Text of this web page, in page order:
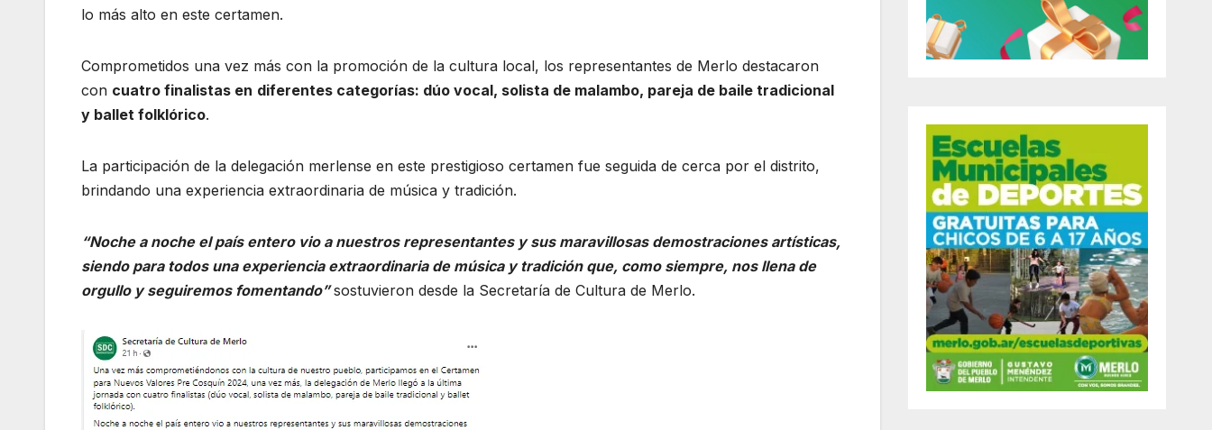
lo más alto en este certamen.
Comprometidos una vez más con la promoción de la cultura local, los representantes de Merlo destacaron
con cuatro finalistas en diferentes categorías: dúo vocal, solista de malambo, pareja de baile tradicional
y ballet folklórico.
La participación de la delegación merlense en este prestigioso certamen fue seguida de cerca por el distrito,
brindando una experiencia extraordinaria de música y tradición.
“Noche a noche el país entero vio a nuestros representantes y sus maravillosas demostraciones artísticas,
siendo para todos una experiencia extraordinaria de música y tradición que, como siempre, nos llena de
orgullo y seguiremos fomentando”sostuvieron desde la Secretaría de Cultura de Merlo.